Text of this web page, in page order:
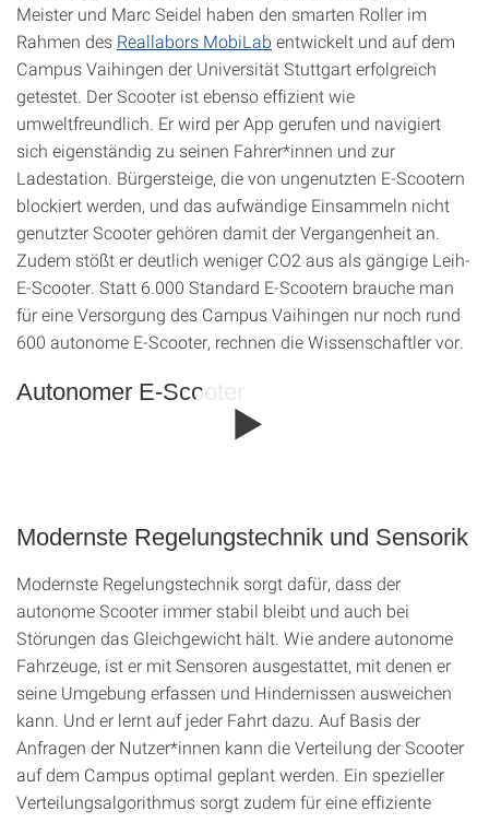
Meister und Marc Seidel haben den smarten Roller im
Rahmen des Reallabors MobiLab entwickelt und auf dem
Campus Vaihingen der Universität Stuttgart erfolgreich
getestet. Der Scooter ist ebenso effizient wie
umweltfreundlich. Er wird per App gerufen und navigiert
sich eigenständig zu seinen Fahrer*innen und zur
Ladestation. Bürgersteige, die von ungenutzten E-Scootern
blockiert werden, und das aufwändige Einsammeln nicht
genutzter Scooter gehören damit der Vergangenheit an.
Zudem stößt er deutlich weniger CO2 aus als gängige Leih-
E-Scooter. Statt 6.000 Standard E-Scootern brauche man
für eine Versorgung des Campus Vaihingen nur noch rund
600 autonome E-Scooter, rechnen die Wissenschaftler vor.
Autonomer E-Scooter
Modernste Regelungstechnik und Sensorik
Modernste Regelungstechnik sorgt dafür, dass der
autonome Scooter immer stabil bleibt und auch bei
Störungen das Gleichgewicht hält. Wie andere autonome
Fahrzeuge, ist er mit Sensoren ausgestattet, mit denen er
seine Umgebung erfassen und Hindernissen ausweichen
kann. Und er lernt auf jeder Fahrt dazu. Auf Basis der
Anfragen der Nutzer*innen kann die Verteilung der Scooter
auf dem Campus optimal geplant werden. Ein spezieller
Verteilungsalgorithmus sorgt zudem für eine effiziente